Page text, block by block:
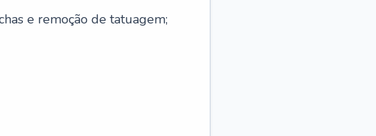
e remoção de tatuagem;